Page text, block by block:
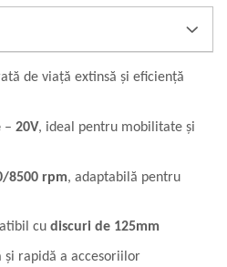
de viață extinsă și eficiență
– 20V, ideal pentru mobilitate și
8500 rpm, adaptabilă pentru
cu discuri de 125mm
și rapidă a accesoriilor